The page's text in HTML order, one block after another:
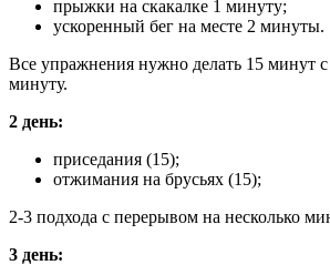
прыжки на скакалке 1 минуту;
ускоренный бег на месте 2 минуты.
Все упражнения нужно делать 15 минут
минуту.
2 день:
приседания (15);
отжимания на брусьях (15);
2-3 подхода с перерывом на несколько
3 день: